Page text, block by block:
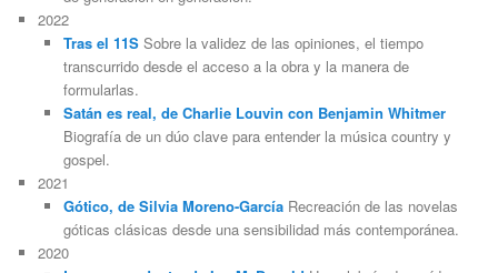
2022
Tras el 11SSobre la validez de las opiniones, el tiempo
transcurrido desde el acceso a la obra y la manera de
formularlas.
Satán es real, de Charlie Louvin con Benjamin Whitmer
Biografía de un dúo clave para entender la música country y
gospel.
2021
Gótico, de Silvia Moreno-GarcíaRecreación de las novelas
góticas clásicas desde una sensibilidad más contemporánea.
2020